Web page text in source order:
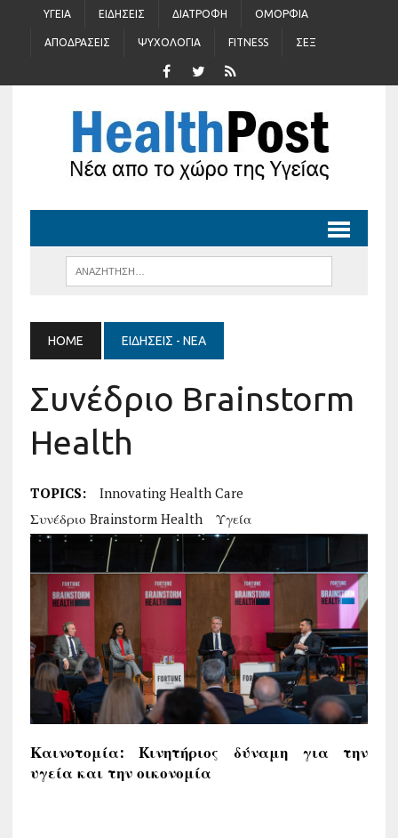
ΥΓΕΊΑ ΕΙΔΉΣΕΙΣ ΔΙΑΤΡΟΦΉ ΟΜΟΡΦΙΆ
ΑΠΟΔΡΆΣΕΙΣ ΨΥΧΟΛΟΓΊΑ FITNESS ΣΈΞ
HOME ΕΙΔΉΣΕΙΣ - ΝΈΑ
Συνέδριο Brainstorm
Health
TOPICS:
Innovating Health Care
Συνέδριο Brainstorm Health
Υγεία
Καινοτομία:Kινητήριος δύναμη για την
υγεία και την οικονομία